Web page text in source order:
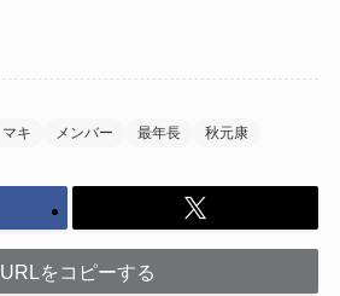
マキ メンバー 最年長 秋元康
URLをコピーする